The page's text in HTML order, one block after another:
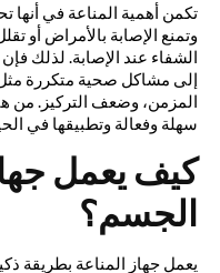
تكمن أهمية المناعة في أنها
وتمنع الإصابة بالأمراض أو
الشفاء عند الإصابة. لذلك
إلى مشاكل صحية متكررة مثل
المزمن، وضعف التركيز. من
سهلة وفعالة وتطبيقها في
كيف يعمل
الجسم؟
يعمل جهاز المناعة بطريقة